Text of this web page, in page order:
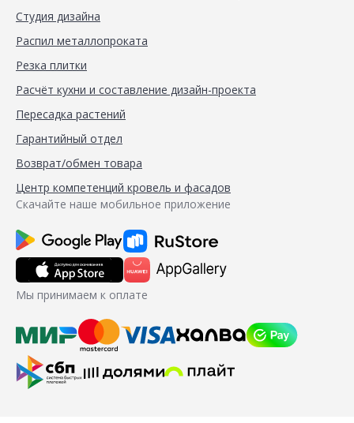
Студия дизайна
Распил металлопроката
Резка плитки
Расчёт кухни и составление дизайн-проекта
Пересадка растений
Гарантийный отдел
Возврат/обмен товара
Центр компетенций кровель и фасадов
Скачайте наше мобильное приложение
Мы принимаем к оплате